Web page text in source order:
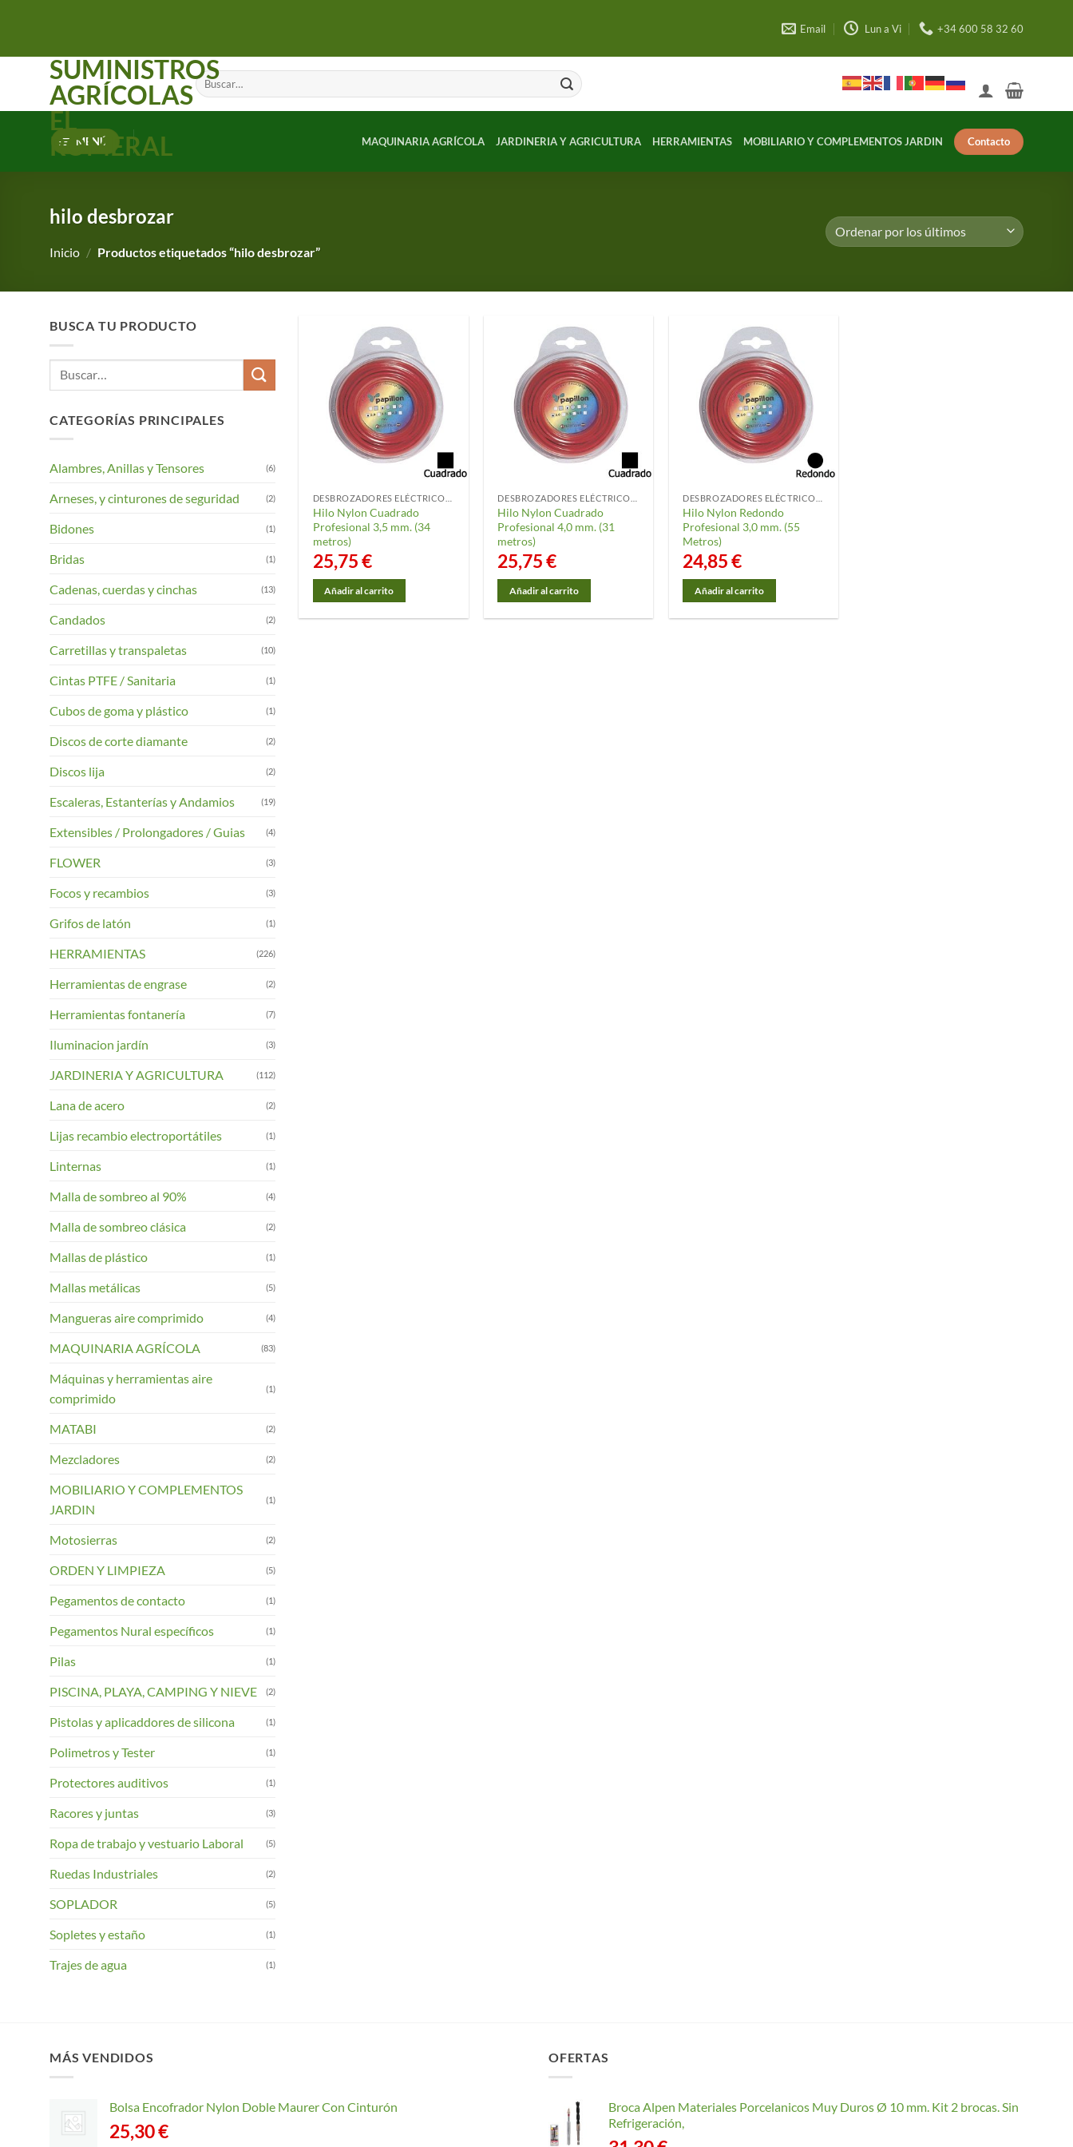
Email Lun a Vi +34 600 58 32 60
SUMINISTROS
AGRÍCOLAS
EL
ROMERAL
Buscar
por:
MENÚ MAQUINARIA AGRÍCOLA JARDINERIA Y AGRICULTURA HERRAMIENTAS MOBILIARIO Y COMPLEMENTOS JARDIN Contacto
hilo desbrozar
Inicio / Productos etiquetados “hilo desbrozar”
BUSCA TU PRODUCTO
Buscar
CATEGORÍAS PRINCIPALES
Alambres, Anillas y Tensores (6)
Arneses, y cinturones de seguridad (2)
Bidones (1)
Bridas (1)
Cadenas, cuerdas y cinchas (13)
Candados (2)
Carretillas y transpaletas (10)
Cintas PTFE / Sanitaria (1)
Cubos de goma y plástico (1)
Discos de corte diamante (2)
Discos lija (2)
Escaleras, Estanterías y Andamios (19)
Extensibles / Prolongadores / Guias (4)
FLOWER (3)
Focos y recambios (3)
Grifos de latón (1)
HERRAMIENTAS (226)
Herramientas de engrase (2)
Herramientas fontanería (7)
Iluminacion jardín (3)
JARDINERIA Y AGRICULTURA (112)
Lana de acero (2)
Lijas recambio electroportátiles (1)
Linternas (1)
Malla de sombreo al 90% (4)
Malla de sombreo clásica (2)
Mallas de plástico (1)
Mallas metálicas (5)
Mangueras aire comprimido (4)
MAQUINARIA AGRÍCOLA (83)
Máquinas y herramientas aire
comprimido
(1)
MATABI (2)
Mezcladores (2)
MOBILIARIO Y COMPLEMENTOS
JARDIN
(1)
Motosierras (2)
ORDEN Y LIMPIEZA (5)
Pegamentos de contacto (1)
Pegamentos Nural específicos (1)
Pilas (1)
PISCINA, PLAYA, CAMPING Y NIEVE (2)
Pistolas y aplicaddores de silicona (1)
Polimetros y Tester (1)
Protectores auditivos (1)
Racores y juntas (3)
Ropa de trabajo y vestuario Laboral (5)
Ruedas Industriales (2)
SOPLADOR (5)
Sopletes y estaño (1)
Trajes de agua (1)
Hilo Nylon Cuadrado
Profesional 3,5 mm. (34
metros)
25,75€
Añadir al carrito
Hilo Nylon Cuadrado
Profesional 4,0 mm. (31
metros)
25,75€
Añadir al carrito
Hilo Nylon Redondo
Profesional 3,0 mm. (55
Metros)
24,85€
Añadir al carrito
MÁS VENDIDOS
Bolsa Encofrador Nylon Doble Maurer Con Cinturón
25,30€
OFERTAS
Broca Alpen Materiales Porcelanicos Muy Duros Ø 10 mm. Kit 2 brocas. Sin
Refrigeración,